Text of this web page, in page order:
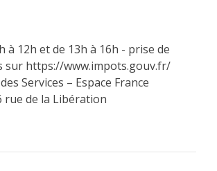
à 12h et de 13h à 16h - prise de
sur https://www.impots.gouv.fr/
Services – Espace France
rue de la Libération